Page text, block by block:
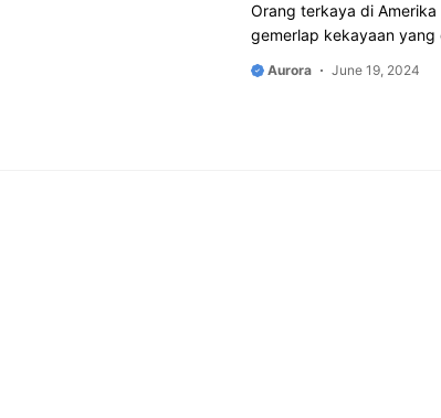
Orang terkaya di
gemerlap kekayaan yang
Aurora June 19, 2024